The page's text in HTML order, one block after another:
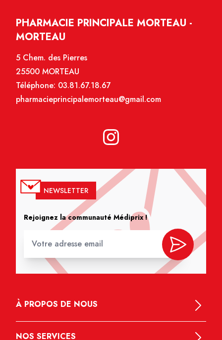
PHARMACIE PRINCIPALE MORTEAU -
MORTEAU
5 Chem. des Pierres
25500 MORTEAU
Téléphone: 03.81.67.18.67
pharmacieprincipalemorteau@gmail.com
NEWSLETTER
Rejoignez la communauté Médiprix !
À PROPOS DE NOUS
NOS SERVICES